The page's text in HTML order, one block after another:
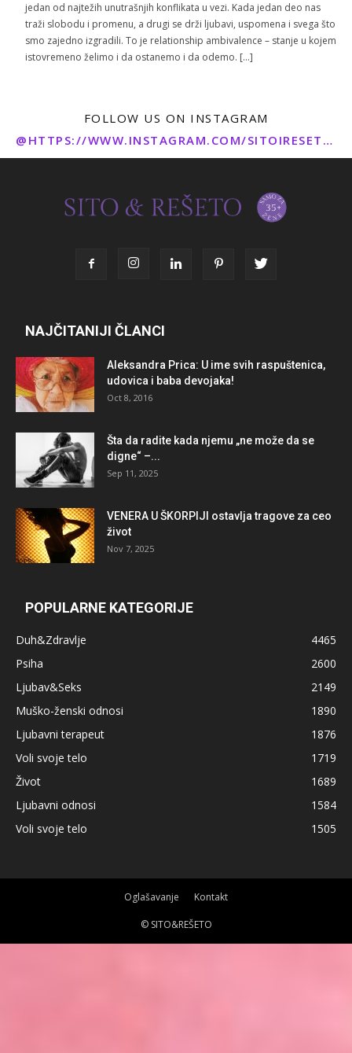
jedan od najtežih unutrašnjih konflikata u vezi. Kada jedan deo nas
traži slobodu i promenu, a drugi se drži ljubavi, uspomena i svega što
smo zajedno izgradili. To je relationship ambivalence – stanje u kojem
istovremeno želimo i da ostanemo i da odemo. […]
FOLLOW US ON INSTAGRAM
@HTTPS://WWW.INSTAGRAM.COM/SITOIRESETO/
NAJČITANIJI ČLANCI
Aleksandra Prica: U ime svih raspuštenica,
udovica i baba devojaka!
Oct 8, 2016
Šta da radite kada njemu „ne može da se
digne“ –...
Sep 11, 2025
VENERA U ŠKORPIJI ostavlja tragove za ceo
život
Nov 7, 2025
POPULARNE KATEGORIJE
Duh&Zdravlje
4465
Psiha
2600
Ljubav&Seks
2149
Muško-ženski odnosi
1890
Ljubavni terapeut
1876
Voli svoje telo
1719
Život
1689
Ljubavni odnosi
1584
Voli svoje telo
1505
Oglašavanje Kontakt
© SITO&REŠETO